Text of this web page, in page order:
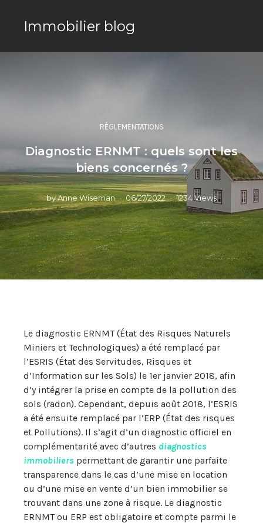
Immobilier blog
RÉGLEMENTATIONS
Diagnostic ERNMT : quels sont les
biens concernés ?
byAnne Wiseman 06/27/2022 1234 Views
Le diagnostic ERNMT (État des Risques Naturels
Miniers et Technologiques) a été remplacé par
l’ESRIS (État des Servitudes, Risques et
d’Information sur les Sols) le 1er janvier 2018, afin
d’y intégrer la prise en compte de la pollution des
sols (radon). Cependant, depuis août 2018, l’ESRIS
a été ensuite remplacé par l’ERP (État des risques
et Pollutions). Il s’agit d’un diagnostic officiel en
complémentarité avec d’autres diagnostics
immobiliers permettant de garantir une parfaite
transparence dans le cas d’une mise en location
ou d’une mise en vente d’un bien immobilier se
trouvant dans une zone à risque. Le diagnostic
ERNMT ou ERP est obligatoire et compte parmi le